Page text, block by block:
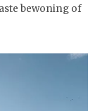
bewoning of